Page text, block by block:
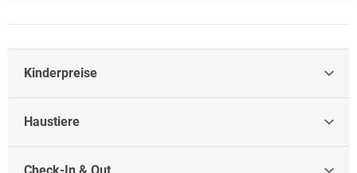
Kinderpreise
Haustiere
Check-In & Out